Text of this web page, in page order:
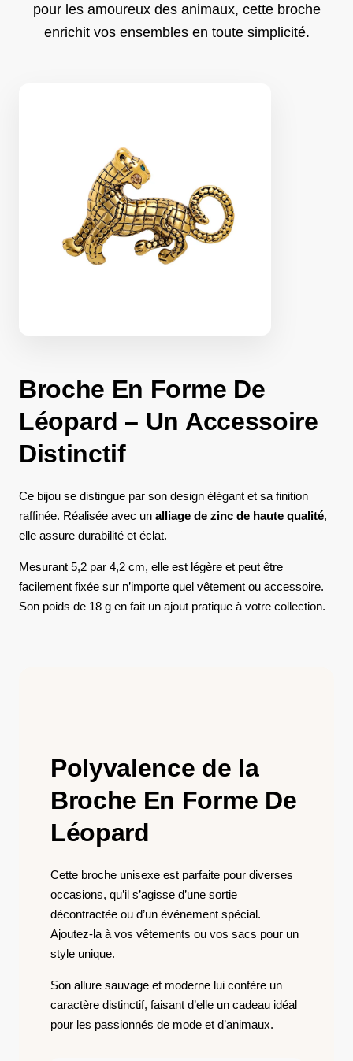
pour les amoureux des animaux, cette broche
enrichit vos ensembles en toute simplicité.
Broche En Forme De
Léopard – Un Accessoire
Distinctif
Ce bijou se distingue par son design élégant et sa finition
raffinée. Réalisée avec un alliage de zinc de haute qualité,
elle assure durabilité et éclat.
Mesurant 5,2 par 4,2 cm, elle est légère et peut être
facilement fixée sur n’importe quel vêtement ou accessoire.
Son poids de 18 g en fait un ajout pratique à votre collection.
Polyvalence de la
Broche En Forme De
Léopard
Cette broche unisexe est parfaite pour diverses
occasions, qu’il s’agisse d’une sortie
décontractée ou d’un événement spécial.
Ajoutez-la à vos vêtements ou vos sacs pour un
style unique.
Son allure sauvage et moderne lui confère un
caractère distinctif, faisant d’elle un cadeau idéal
pour les passionnés de mode et d’animaux.